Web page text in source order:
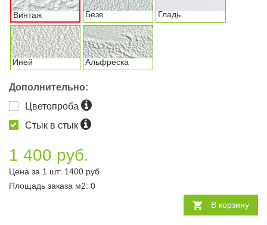
Винтаж Безе Гладь
Иней Альфреска
Дополнительно:
Цветопроба
Стык в стык
1 400 руб.
Цена за 1 шт: 1400 руб.
Площадь заказа м2: 0
В корзину